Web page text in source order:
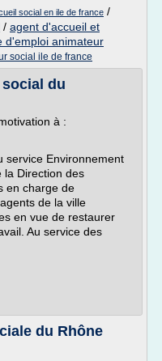
social en ile de france /
/ agent d'accueil et
d'emploi animateur
social ile de france
du
à :
service Environnement
la Direction des
en charge de
de la ville
en vue de restaurer
Au service des
du Rhône